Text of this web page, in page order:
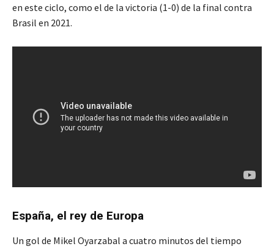
en este ciclo, como el de la victoria (1-0) de la final contra
Brasil en 2021.
España, el rey de Europa
Un gol de Mikel Oyarzabal a cuatro minutos del tiempo